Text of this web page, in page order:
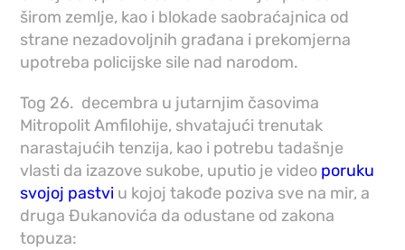
širom zemlje, kao i blokade saobraćajnica od
strane nezadovoljnih građana i prekomjerna
upotreba policijske sile nad narodom.
Tog 26. decembra u jutarnjim časovima
Mitropolit Amfilohije, shvatajući trenutak
narastajućih tenzija, kao i potrebu tadašnje
vlasti da izazove sukobe, uputio je video poruku
svojoj pastvi u kojoj takođe poziva sve na mir, a
druga Đukanovića da odustane od zakona
topuza: